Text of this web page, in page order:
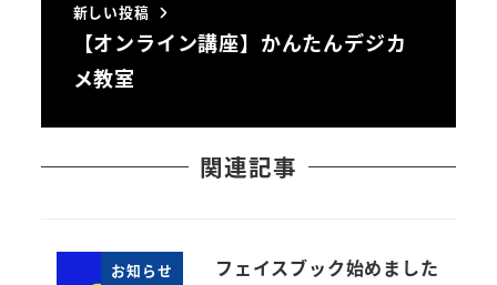
新しい投稿
【オンライン講座】かんたんデジカ
メ教室
関連記事
お知らせ フェイスブック始めました